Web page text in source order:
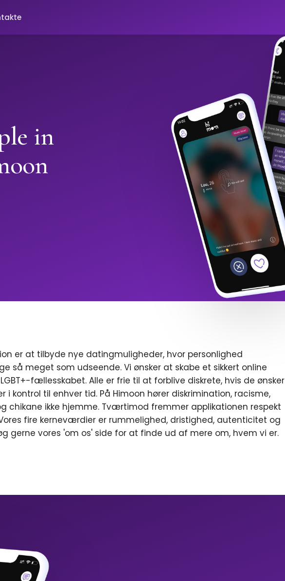
in
er at tilbyde nye datingmuligheder, hvor personlighed
så meget som udseende. Vi ønsker at skabe et sikkert online
fællesskabet. Alle er frie til at forblive diskrete, hvis de ønsker
i kontrol til enhver tid. På Himoon hører diskrimination, racisme,
chikane ikke hjemme. Tværtimod fremmer applikationen respekt
fire kerneværdier er rummelighed, dristighed, autenticitet og
gerne vores 'om os' side for at finde ud af mere om, hvem vi er.